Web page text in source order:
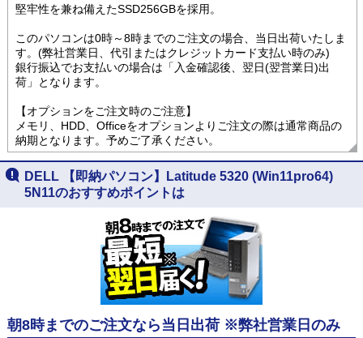
堅牢性を兼ね備えたSSD256GBを採用。
このパソコンは0時～8時までのご注文の場合、当日出荷いたしま
す。(弊社営業日、代引またはクレジットカード支払い時のみ)
銀行振込でお支払いの場合は「入金確認後、翌日(翌営業日)出
荷」となります。
【オプションをご注文時のご注意】
メモリ、HDD、Officeをオプションよりご注文の際は通常商品の
納期となります。予めご了承ください。
DELL 【即納パソコン】Latitude 5320 (Win11pro64)
5N11のおすすめポイントは
朝8時までのご注文なら当日出荷 ※弊社営業日のみ